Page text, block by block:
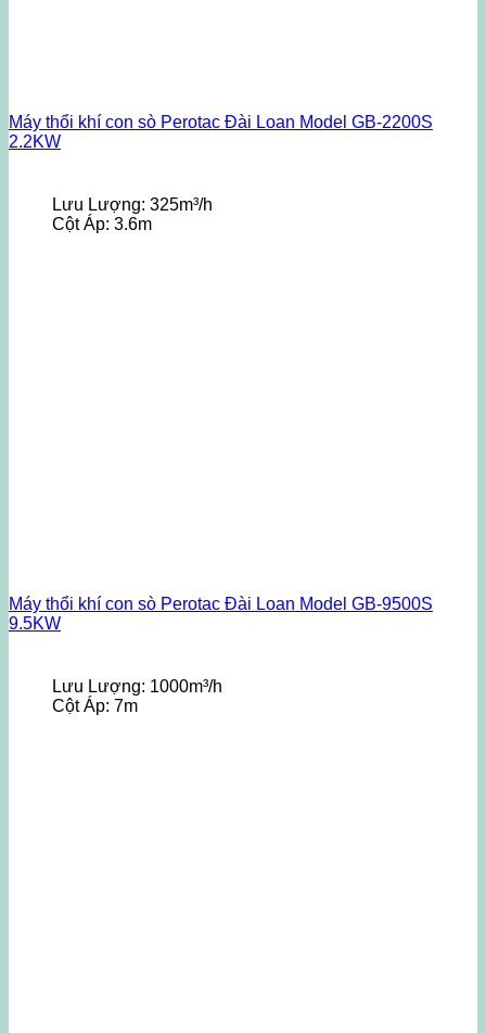
Máy thổi khí con sò Perotac Đài Loan Model GB-2200S
2.2KW
Lưu Lượng: 325m³/h
Cột Áp: 3.6m
Máy thổi khí con sò Perotac Đài Loan Model GB-9500S
9.5KW
Lưu Lượng: 1000m³/h
Cột Áp: 7m